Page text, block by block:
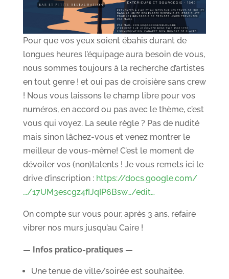
Pour que vos yeux soient ébahis durant de
longues heures l’équipage aura besoin de vous,
nous sommes toujours à la recherche d’artistes
en tout genre ! et oui pas de croisière sans crew
! Nous vous laissons le champ libre pour vos
numéros, en accord ou pas avec le thème, c’est
vous qui voyez. La seule règle ? Pas de nudité
mais sinon lâchez-vous et venez montrer le
meilleur de vous-même! C’est le moment de
dévoiler vos (non)talents ! Je vous remets ici le
drive d’inscription : https://docs.google.com/
…/17UM3escgz4fIJqIP6Bsw…/edit…
On compte sur vous pour, après 3 ans, refaire
vibrer nos murs jusqu’au Caire !
— Infos pratico-pratiques —
Une tenue de ville/soirée est souhaitée.